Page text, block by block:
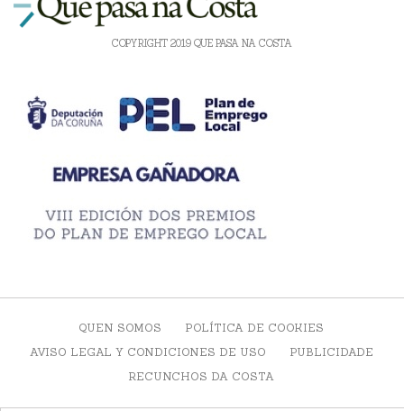
COPYRIGHT 2019 QUE PASA NA COSTA
QUEN SOMOS
POLÍTICA DE COOKIES
AVISO LEGAL Y CONDICIONES DE USO
PUBLICIDADE
RECUNCHOS DA COSTA